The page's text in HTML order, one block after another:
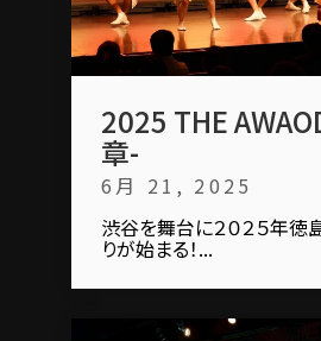
2025 THE
章-
6月 21, 2025
渋谷を舞台に２０２５年徳
りが始まる！...